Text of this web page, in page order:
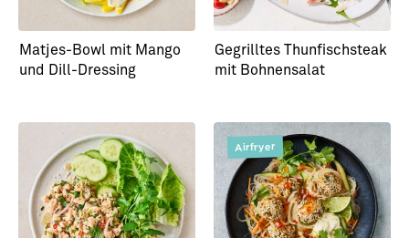
Matjes-Bowl mit Mango
und Dill-Dressing
Gegrilltes Thunfischsteak
mit Bohnensalat
Airfryer